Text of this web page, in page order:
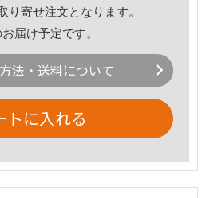
り寄せ注文となります。
届け予定です。
法・送料について
トに入れる